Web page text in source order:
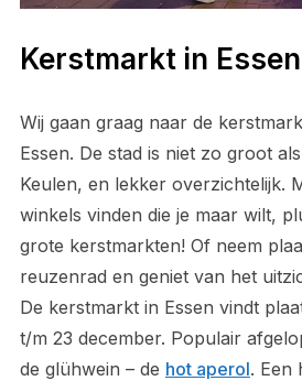
Kerstmarkt in Essen
Wij gaan graag naar de
Essen. De stad is niet zo groot
Keulen, en lekker overzichtelijk.
winkels vinden die je maar wilt,
grote kerstmarkten! Of neem
reuzenrad en geniet van het
De kerstmarkt in Essen vindt
t/m 23 december. Populair
de glühwein – de hot aperol. Een